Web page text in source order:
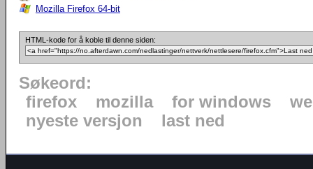
Mozilla Firefox 64-bit
HTML-kode for å koble til denne siden:
Søkeord:
firefox
mozilla for windows
nyeste versjon
last ned